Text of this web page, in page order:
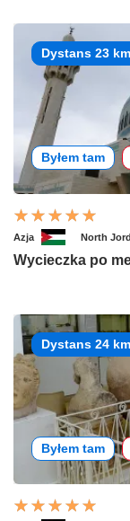
Dystans 23 km
Byłem tam
Azja North
Wycieczka po
Dystans 24 km
Byłem tam